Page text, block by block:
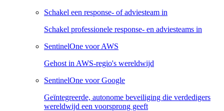
Schakel een response- of adviesteam in
Schakel professionele response- en adviesteams in
SentinelOne voor AWS
Gehost in AWS-regio's wereldwijd
SentinelOne voor Google
Geïntegreerde, autonome beveiliging die verdedigers
wereldwijd een voorsprong geeft